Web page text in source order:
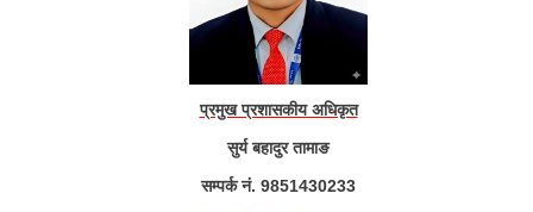
प्रमुख प्रशासकीय अधिकृत
सुर्य बहादुर तामाङ
सम्पर्क नं. 9851430233